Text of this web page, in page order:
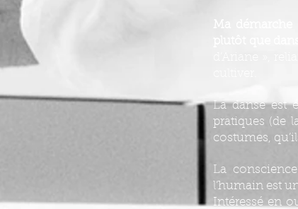
Ma
plutôt que
d’Ariane »,
La danse est
pratiques (de
costumes,
La
l’humain est
Intéressé en